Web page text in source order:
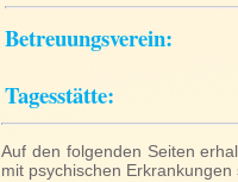
Betreuungsverein:
Tagesstätte:
Auf den folgenden Seiten
mit psychischen